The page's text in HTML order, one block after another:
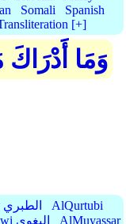
Somali
Spanish
[+]
وَمَا
AtTabariy الطبري
AlQurtubi
AlBaghawi البغوي
AlMuyassar